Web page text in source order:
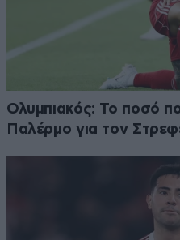
Ολυμπιακός: Το ποσό
Παλέρμο για τον